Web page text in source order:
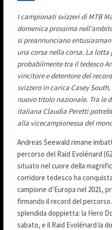
I campionati svizzeri di MTB
domenica prossima
si preannunciano
una corsa nella corsa. La
probabilmente tra il tedesco
vincitore e detentore del
svizzero in carica Casey
nuovo titolo nazionale. Tra le
italiana Claudia Peretti
alla vicecampionessa del
Andreas Seewald rimane
percorso del Raid Evolénard
situato nel cuore della
corridore tedesco ha
campione d’Europa nel 2021,
firmando il record del
splendida doppietta: la Hero
sabato, e il Raid Evolénard la